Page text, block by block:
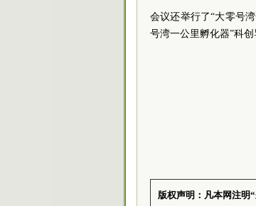
会议还举行了“大零号
号湾一公里孵化器”科创
版权声明：凡本网注明